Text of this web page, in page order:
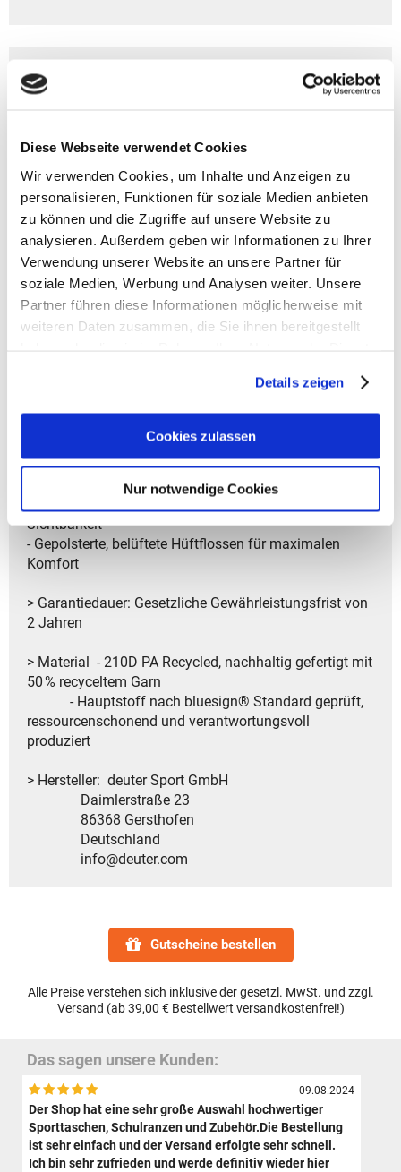
Diese Webseite verwendet Cookies
Wir verwenden Cookies, um Inhalte und Anzeigen zu
personalisieren, Funktionen für soziale Medien anbieten
zu können und die Zugriffe auf unsere Website zu
analysieren. Außerdem geben wir Informationen zu Ihrer
Verwendung unserer Website an unsere Partner für
soziale Medien, Werbung und Analysen weiter. Unsere
Partner führen diese Informationen möglicherweise mit
weiteren Daten zusammen, die Sie ihnen bereitgestellt
Details zeigen
Cookies zulassen
Nur notwendige Cookies
BIKE I 16
- Volumen: ca. 16 l
- Gewicht: ca. 700 g
- Größe: 46x23x19 cm (HxBxT)
- Anpassbarer Brustgurt für perfekten Sitz
- Fach innen mit Reißverschluss für sichere
Aufbewahrung
- Geeignet für Trinkblasen bis 3 L
- Rundumöffnung für leichtes Packen
- Organizer für Werkzeug und Fronttasche für schnellen
- Inklusive Wetterschutz durch Regenhülle
- Abnehmbares Netz für Helm und praktische Halterung
für Luftpumpe
- Herausnehmbare Sitzunterlage für Pausen unterwegs
Sichtbarkeit
- Gepolsterte, belüftete Hüftflossen für maximalen
Komfort
> Garantiedauer: Gesetzliche Gewährleistungsfrist von
2 Jahren
> Material - 210D PA Recycled, nachhaltig gefertigt mit
50 % recyceltem Garn
- Hauptstoff nach bluesign® Standard geprüft,
ressourcenschonend und verantwortungsvoll
produziert
> Hersteller: deuter Sport GmbH
Daimlerstraße 23
86368 Gersthofen
Deutschland
info@deuter.com
Gutscheine bestellen
Alle Preise verstehen sich inklusive der gesetzl. MwSt. und zzgl.
Versand (ab 39,00 € Bestellwert versandkostenfrei!)
Das sagen unsere Kunden:
09.08.2024
Der Shop hat eine sehr große Auswahl hochwertiger
Sporttaschen, Schulranzen und Zubehör.Die Bestellung
ist sehr einfach und der Versand erfolgte sehr schnell.
Ich bin sehr zufrieden und werde definitiv wieder hier